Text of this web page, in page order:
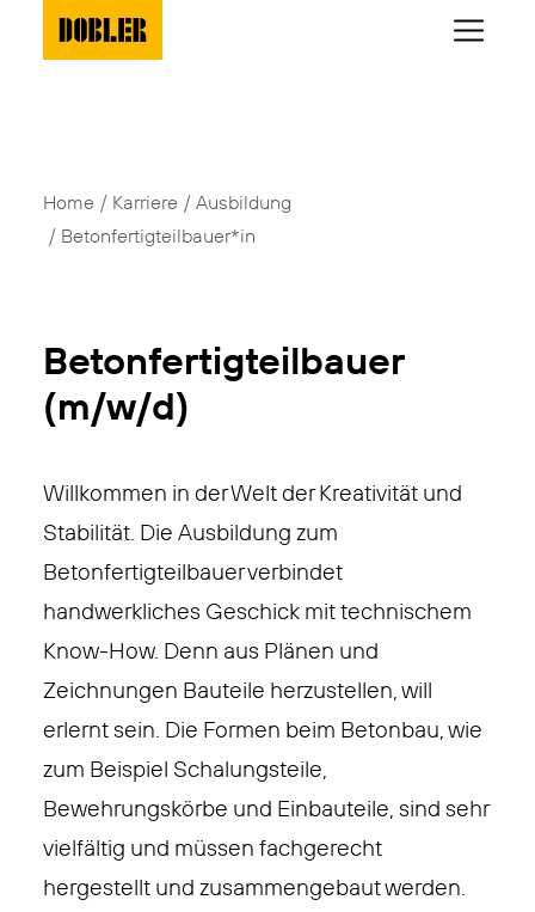
Home Karriere
Ausbildung
Betonfertigteilbauer*in
Betonfertigteilbauer
(m/w/d)
Willkommen in der Welt der Kreativität und
Stabilität. Die Ausbildung zum
Betonfertigteilbauer verbindet
handwerkliches Geschick mit technischem
Know-How. Denn aus Plänen und
Zeichnungen Bauteile herzustellen, will
erlernt sein. Die Formen beim Betonbau, wie
zum Beispiel Schalungsteile,
Bewehrungskörbe und Einbauteile, sind sehr
vielfältig und müssen fachgerecht
hergestellt und zusammengebaut werden.